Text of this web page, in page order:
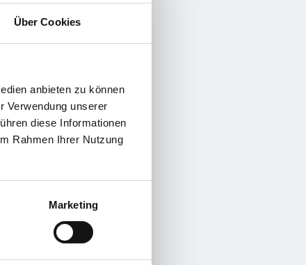
Über Cookies
anbieten zu können
Verwendung unserer
diese Informationen
Rahmen Ihrer Nutzung
Marketing